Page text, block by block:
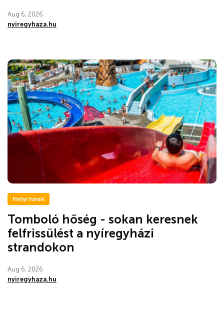
Aug 6, 2026
nyiregyhaza.hu
Helyi hírek
Tomboló hőség - sokan keresnek
felfrissülést a nyíregyházi
strandokon
Aug 6, 2026
nyiregyhaza.hu